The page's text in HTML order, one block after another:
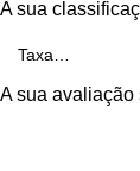
A sua
A sua avaliação